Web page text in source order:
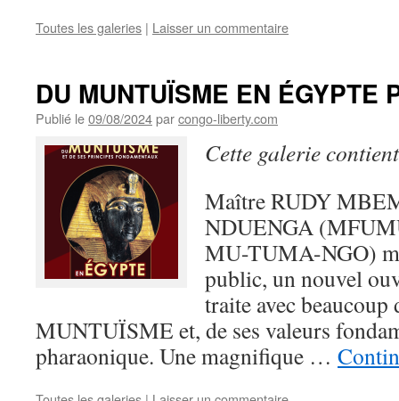
Toutes les galeries | Laisser un commentaire
DU MUNTUÏSME EN ÉGYPTE
Publié le09/08/2024parcongo-liberty.com
Cette galerie
Maître RUDY
NDUENGA
MU-TUMA-NGO)
public, un nouvel
traite avec
MUNTUÏSME et, de ses valeurs
pharaonique. Une magnifique …